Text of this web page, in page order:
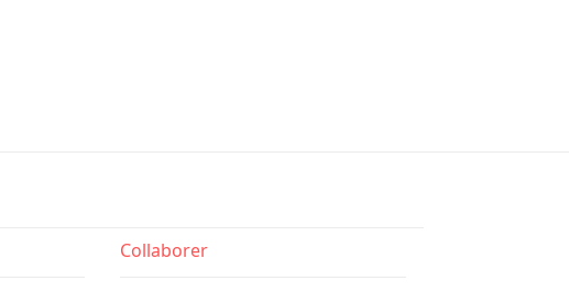
Collaborer